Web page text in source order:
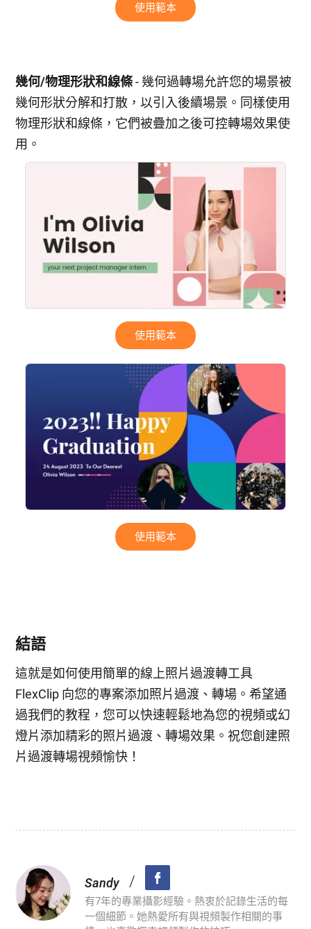
使用範本
幾何/物理形狀和線條- 幾何過轉場允許您的場景被
幾何形狀分解和打散，以引入後續場景。同樣使用
物理形狀和線條，它們被疊加之後可控轉場效果使
用。
使用範本
使用範本
結語
這就是如何使用簡單的線上照片過渡轉工具
FlexClip 向您的專案添加照片過渡、轉場。希望通
過我們的教程，您可以快速輕鬆地為您的視頻或幻
燈片添加精彩的照片過渡、轉場效果。祝您創建照
片過渡轉場視頻愉快！
Sandy /
有7年的專業攝影經驗。熱衷於記錄生活的每
一個細節。她熱愛所有與視頻製作相關的事